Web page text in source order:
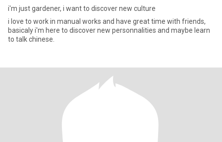
i'm just gardener, i want to discover new culture
i love to work in manual works and have great time with friends,
basicaly i'm here to discover new personnalities and maybe learn
to talk chinese.